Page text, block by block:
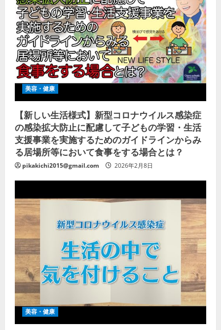
美容・健康
【新しい生活様式】新型コロナウイルス感染症
の感染拡大防止に配慮して子どもの学習・生活
支援事業を実施するためのガイドラインからみ
る居場所等において食事をする場合とは？
pikakichi2015@gmail.com 2026年2月8日
美容・健康